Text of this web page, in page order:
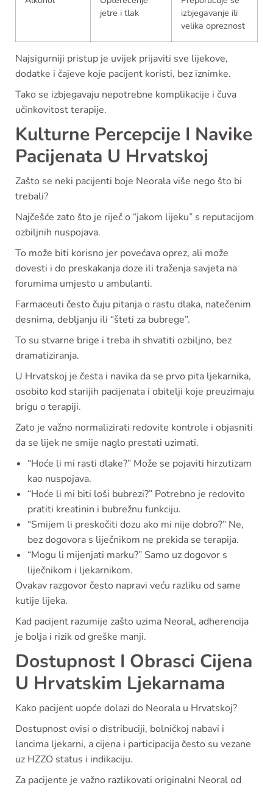
jetre i tlak
izbjegavanje ili
velika opreznost
Najsigurniji pristup je uvijek prijaviti sve lijekove,
dodatke i čajeve koje pacijent koristi, bez iznimke.
Tako se izbjegavaju nepotrebne komplikacije i čuva
učinkovitost terapije.
Kulturne Percepcije I Navike
Pacijenata U Hrvatskoj
Zašto se neki pacijenti boje Neorala više nego što bi
trebali?
Najčešće zato što je riječ o “jakom lijeku” s reputacijom
ozbiljnih nuspojava.
To može biti korisno jer povećava oprez, ali može
dovesti i do preskakanja doze ili traženja savjeta na
forumima umjesto u ambulanti.
Farmaceuti često čuju pitanja o rastu dlaka, natečenim
desnima, debljanju ili “šteti za bubrege”.
To su stvarne brige i treba ih shvatiti ozbiljno, bez
dramatiziranja.
U Hrvatskoj je česta i navika da se prvo pita ljekarnika,
osobito kod starijih pacijenata i obitelji koje preuzimaju
brigu o terapiji.
Zato je važno normalizirati redovite kontrole i objasniti
da se lijek ne smije naglo prestati uzimati.
“Hoće li mi rasti dlake?” Može se pojaviti hirzutizam
kao nuspojava.
“Hoće li mi biti loši bubrezi?” Potrebno je redovito
pratiti kreatinin i bubrežnu funkciju.
“Smijem li preskočiti dozu ako mi nije dobro?” Ne,
bez dogovora s liječnikom ne prekida se terapija.
“Mogu li mijenjati marku?” Samo uz dogovor s
liječnikom i ljekarnikom.
Ovakav razgovor često napravi veću razliku od same
kutije lijeka.
Kad pacijent razumije zašto uzima Neoral, adherencija
je bolja i rizik od greške manji.
Dostupnost I Obrasci Cijena
U Hrvatskim Ljekarnama
Kako pacijent uopće dolazi do Neorala u Hrvatskoj?
Dostupnost ovisi o distribuciji, bolničkoj nabavi i
lancima ljekarni, a cijena i participacija često su vezane
uz HZZO status i indikaciju.
Za pacijente je važno razlikovati originalni Neoral od